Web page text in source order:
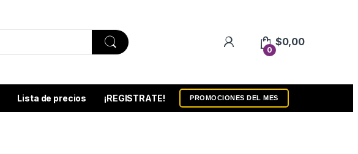
0
$0,00
Lista de precios ¡REGISTRATE! PROMOCIONES DEL MES